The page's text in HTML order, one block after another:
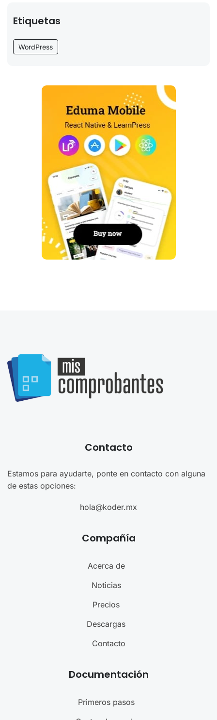
Etiquetas
WordPress
Contacto
Estamos para ayudarte, ponte en contacto con alguna
de estas opciones:
hola@koder.mx
Compañía
Acerca de
Noticias
Precios
Descargas
Contacto
Documentación
Primeros pasos